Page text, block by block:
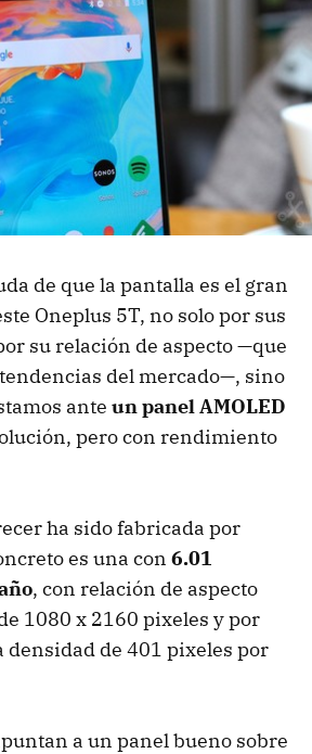
de que la pantalla es el gran
Oneplus 5T, no solo por sus
su relación de aspecto —que
del mercado—, sino
ante un panel AMOLED
pero con rendimiento
ha sido fabricada por
es una con 6.01
, con relación de aspecto
1080 x 2160 pixeles y por
de 401 pixeles por
a un panel bueno sobre